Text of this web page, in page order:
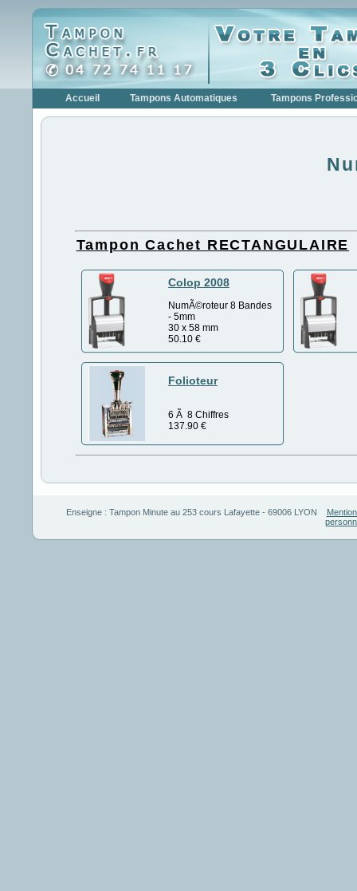
Accueil Tampons Automatiques Tampons
Tampon Cachet RECTANGULAIRE
Colop 2008
NumÃ©roteur 8 Bandes
- 5mm
30 x 58 mm
50.10 €
Folioteur
6 Ã 8 Chiffres
137.90 €
Enseigne : Tampon Minuteau 253 cours Lafayette- 69006 LYON